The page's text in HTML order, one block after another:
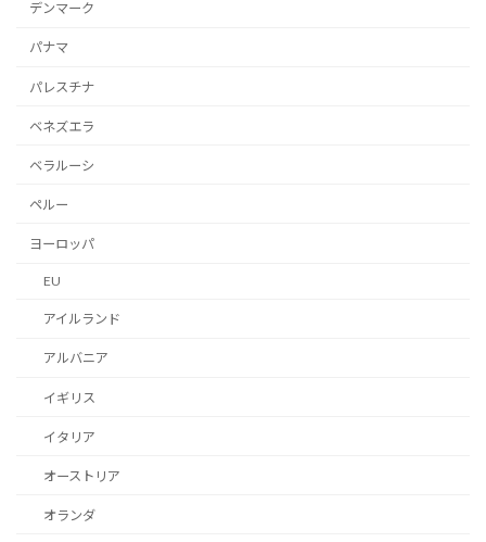
デンマーク
パナマ
パレスチナ
ベネズエラ
ベラルーシ
ペルー
ヨーロッパ
EU
アイルランド
アルバニア
イギリス
イタリア
オーストリア
オランダ